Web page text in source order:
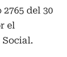
del 30
el